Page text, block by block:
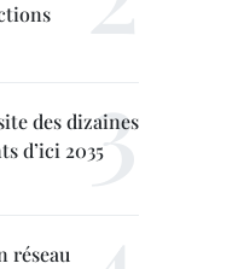
des dizaines
d’ici 2035
réseau